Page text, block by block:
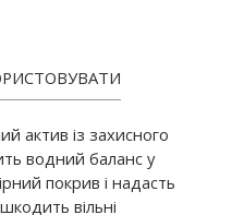
актив із захисного
водний баланс у
покрив і надасть
вільні